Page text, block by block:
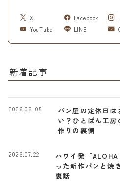
X Facebook
YouTube
LINE
新着記事
パン屋の定休日は
い？ひとぱん工房
作りの裏側
2026.08.05
ハワイ発「ALOHA
った新作パンと焼
裏話
2026.07.22